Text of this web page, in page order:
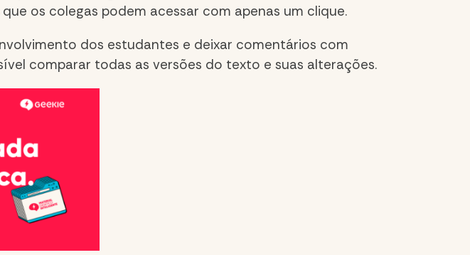
os colegas podem acessar com apenas um clique.
dos estudantes e deixar comentários com
comparar todas as versões do texto e suas alterações.